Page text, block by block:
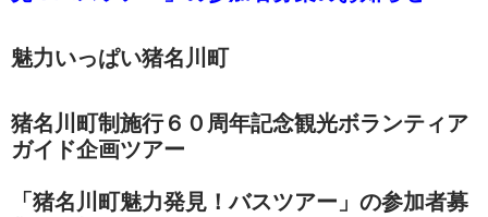
魅力いっぱい猪名川町
猪名川町制施行６０周年記念観光ボランティア
ガイド企画ツアー
「猪名川町魅力発見！バスツアー」の参加者募